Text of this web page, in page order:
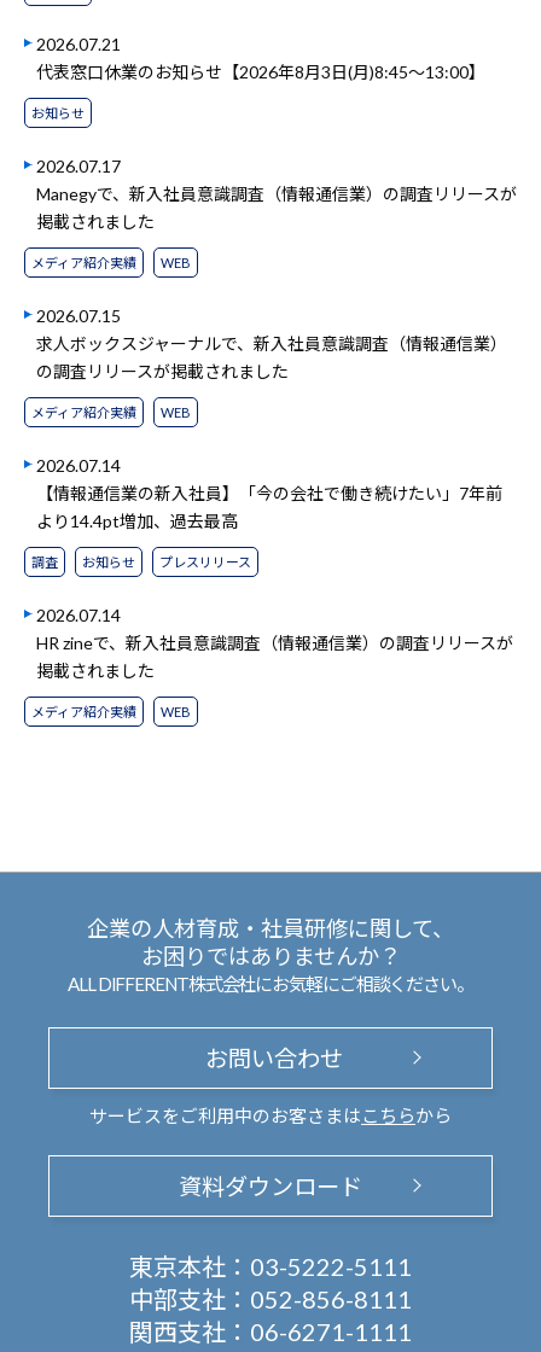
2026.07.21
代表窓口休業のお知らせ【2026年8月3日(月)8:45～13:00】
お知らせ
2026.07.17
Manegyで、新入社員意識調査（情報通信業）の調査リリースが
掲載されました
メディア紹介実績 WEB
2026.07.15
求人ボックスジャーナルで、新入社員意識調査（情報通信業）
の調査リリースが掲載されました
メディア紹介実績 WEB
2026.07.14
【情報通信業の新入社員】「今の会社で働き続けたい」7年前
より14.4pt増加、過去最高
調査 お知らせ プレスリリース
2026.07.14
HR zineで、新入社員意識調査（情報通信業）の調査リリースが
掲載されました
メディア紹介実績 WEB
企業の人材育成・社員研修に関して、
お困りではありませんか？
ALL DIFFERENT株式会社にお気軽にご相談ください。
お問い合わせ
サービスをご利用中のお客さまは こちらから
資料ダウンロード
東京本社： 03-5222-5111
中部支社： 052-856-8111
関西支社： 06-6271-1111